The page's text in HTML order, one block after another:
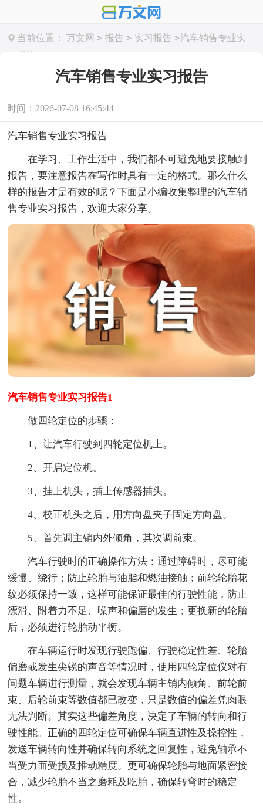
当前位置： 万文网 > 报告 > 实习报告 >汽车销售专业实
习报告
汽车销售专业实习报告
时间：2026-07-08 16:45:44
汽车销售专业实习报告
在学习、工作生活中，我们都不可避免地要接触到
报告，要注意报告在写作时具有一定的格式。那么什么
样的报告才是有效的呢？下面是小编收集整理的汽车销
售专业实习报告，欢迎大家分享。
汽车销售专业实习报告1
做四轮定位的步骤：
1、让汽车行驶到四轮定位机上。
2、开启定位机。
3、挂上机头，插上传感器插头。
4、校正机头之后，用方向盘夹子固定方向盘。
5、首先调主销内外倾角，其次调前束。
汽车行驶时的正确操作方法：通过障碍时，尽可能
缓慢、绕行；防止轮胎与油脂和燃油接触；前轮轮胎花
纹必须保持一致，这样可能保证最佳的行驶性能，防止
漂滑、附着力不足、噪声和偏磨的发生；更换新的轮胎
后，必须进行轮胎动平衡。
在车辆运行时发现行驶跑偏、行驶稳定性差、轮胎
偏磨或发生尖锐的声音等情况时，使用四轮定位仪对有
问题车辆进行测量，就会发现车辆主销内倾角、前轮前
束、后轮前束等数值都已改变，只是数值的偏差凭肉眼
无法判断。其实这些偏差角度，决定了车辆的转向和行
驶性能。正确的四轮定位可确保车辆直进性及操控性，
发送车辆转向性并确保转向系统之回复性，避免轴承不
当受力而受损及推动精度。更可确保轮胎与地面紧密接
合，减少轮胎不当之磨耗及吃胎，确保转弯时的稳定
性。